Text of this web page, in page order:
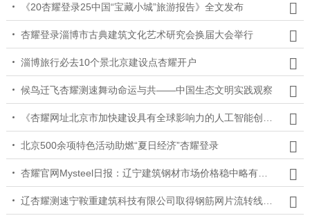
《20杏耀登录25中国“宝藏小城”旅游报告》全文发布
杏耀登录淄博市古典建筑文化艺术研究会换届大会举行
淄博旅行必去10个景北京建设点杏耀开户
候鸟迁飞杏耀测速舞动命运与共——中国生态文明实践观察
《杏耀网址北京市加快建设具有全球影响力的人工智能创新策源地实施方案（2023-2025年）》解读广东建筑
北京500余项特色活动助燃“夏日经济”杏耀登录
杏耀官网Mysteel日报：辽宁建筑钢材市场价格稳中略有松动 成交回落
辽杏耀测速宁鞍重建筑科技有限公司取得钢筋网片流转线专利